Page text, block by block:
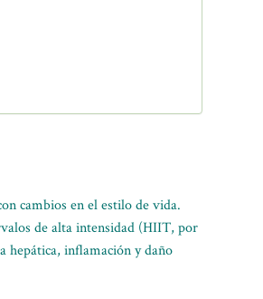
cambios en el estilo de vida.
de alta intensidad (HIIT, por
hepática, inflamación y daño